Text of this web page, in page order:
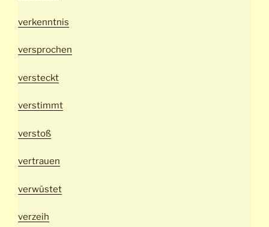
verkenntnis
versprochen
versteckt
verstimmt
verstoß
vertrauen
verwüstet
verzeih